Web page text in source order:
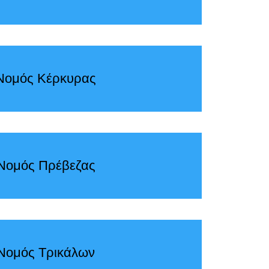
Κέρκυρας
Πρέβεζας
Τρικάλων